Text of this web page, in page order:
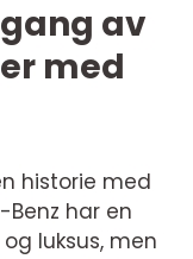
av
med
historie med
har en
luksus, men